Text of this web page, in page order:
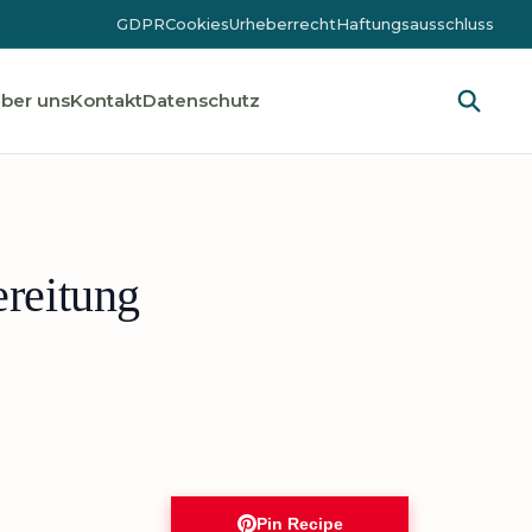
GDPRCookiesUrheberrechtHaftungsausschluss
unsKontaktDatenschutz
Pin Recipe